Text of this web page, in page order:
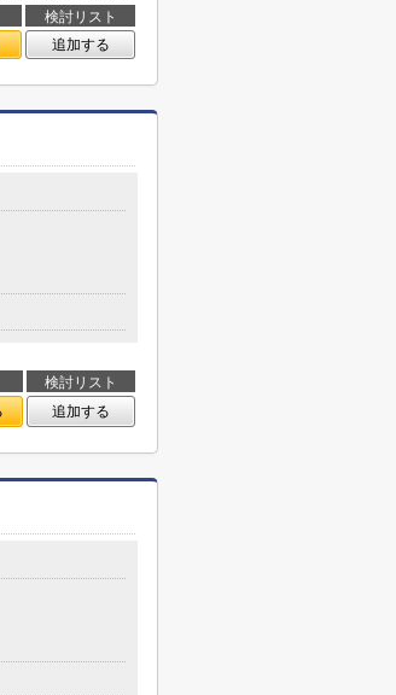
検討リスト
追加する
検討リスト
追加する